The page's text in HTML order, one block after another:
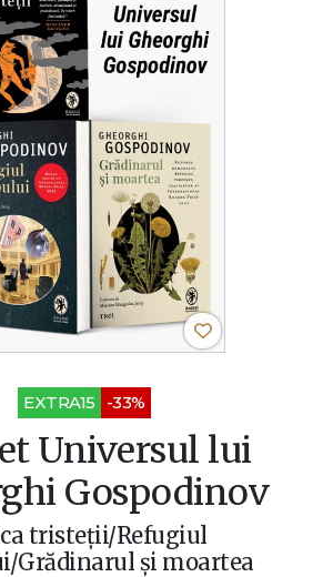
EXTRA15 -33%
Universul lui
Gospodinov
tristeții/Refugiul
Grădinarul și moartea